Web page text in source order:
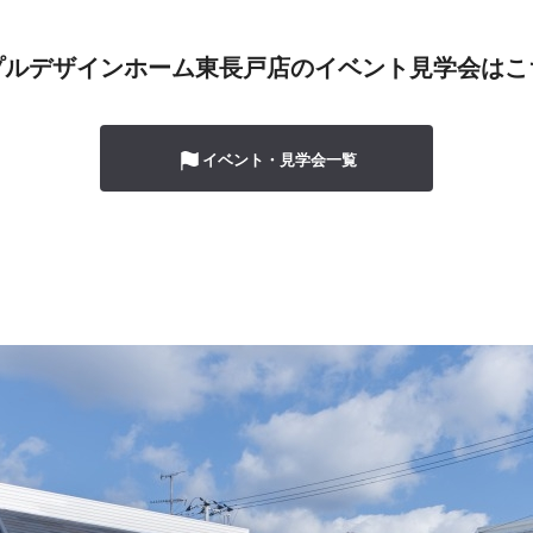
デザインホーム東長戸店のイベント見学会は
イベント・見学会一覧